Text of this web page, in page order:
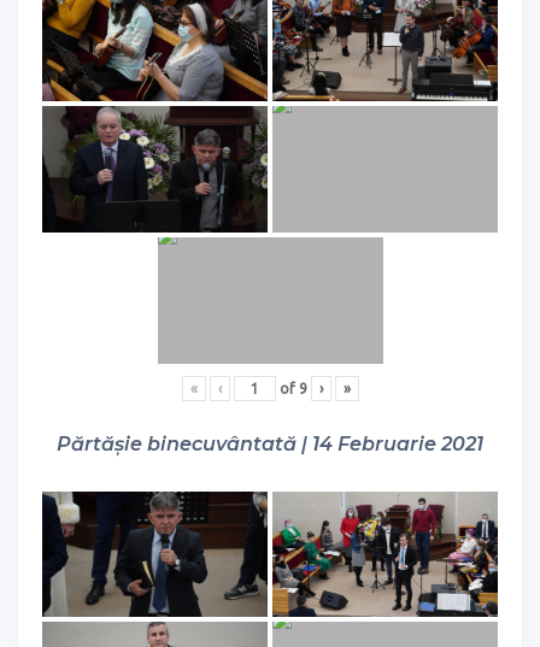
« ‹ of 9 › »
Părtășie binecuvântată | 14 Februarie 2021